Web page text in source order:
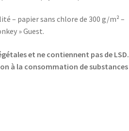
– papier sans chlore de 300 g/m² –
» Guest.
et ne contiennent pas de LSD.
à la consommation de substances